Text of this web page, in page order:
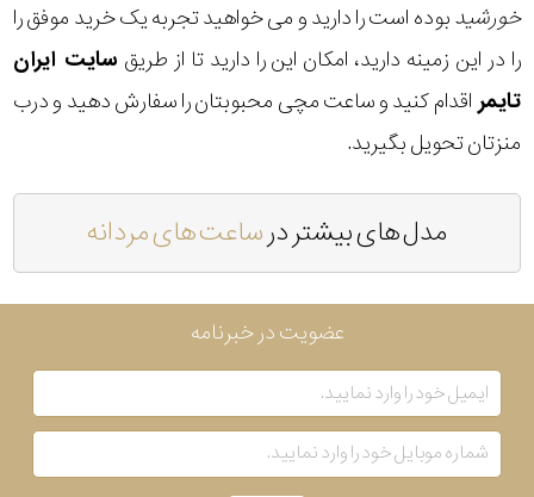
خورشیدبوده است را دارید و می خواهید تجربه یک خرید موفق را
را در این زمینه دارید، امکان این را دارید تا از طریق سایت ایران
تایمر اقدام کنید و ساعت مچی محبوبتان را سفارش دهید و درب
منزتان تحویل بگیرید.
مدل های بیشتر درساعت های مردانه
عضویت در خبرنامه